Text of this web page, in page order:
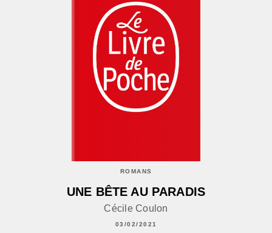
ROMANS
UNE BÊTE AU PARADIS
Cécile Coulon
03/02/2021